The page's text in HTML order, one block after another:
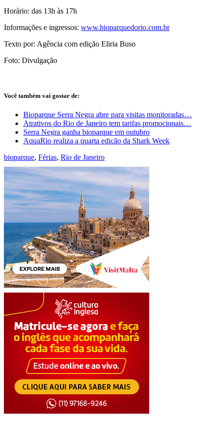
Horário: das 13h às 17h
Informações e ingressos: www.bioparquedorio.com.br
Texto por: Agência com edição Eliria Buso
Foto: Divulgação
Você também vai gostar de:
Bioparque Serra Negra abre para visitas monitoradas…
Atrativos do Rio de Janeiro tem tarifas promocionais…
Serra Negra ganha bioparque em outubro
AquaRio realiza a quarta edição da Shark Week
bioparque, Férias, Rio de Janeiro